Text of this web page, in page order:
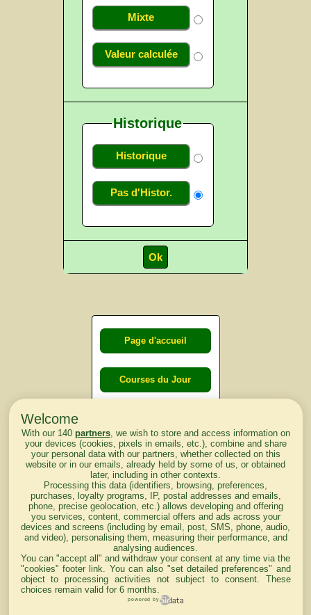
Mixte
Valeur calculée
Historique
Historique
Pas d'Histor.
Page d'accueil
Courses du Jour
lendemain
Courses
d'aujourd'hui
Haut de Page
Welcome
With our 140 partners, we wish to store and access information on
your devices (cookies, pixels in emails, etc.), combine and share
your personal data with our partners, whether collected on this
website or in our emails, already held by some of us, or obtained
later, including in other contexts.
Processing this data (identifiers, browsing, preferences,
purchases, loyalty programs, IP, postal addresses and emails,
phone, precise geolocation, etc.) allows developing and offering
you services, content, commercial offers and ads across your
devices and screens (including by email, post, SMS, phone, audio,
and video), personalising them, measuring their performance, and
analysing audiences.
You can "accept all" and withdraw your consent at any time via the
"cookies" footer link . You can also "set detailed preferences" and
object to processing activities not subject to consent. These
choices remain valid for 6 months.
powered by